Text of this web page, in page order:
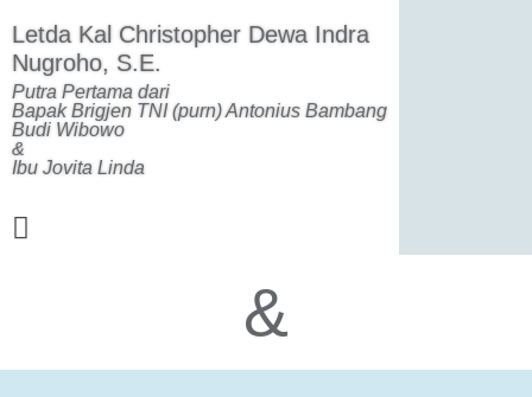
Letda Kal Christopher Dewa Indra
Nugroho, S.E.
Putra Pertama dari
Bapak Brigjen TNI (purn) Antonius Bambang
Budi Wibowo
&
Ibu Jovita Linda
&